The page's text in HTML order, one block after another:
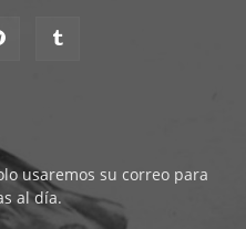
usaremos su correo para
al día.